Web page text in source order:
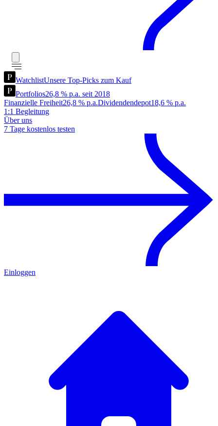
WatchlistUnsere Top-Picks zum Kauf
Portfolios26,8 % p.a. seit 2018
Finanzielle Freiheit26,8 % p.a.Dividendendepot18,6 % p.a.
1:1 Begleitung
Über uns
7 Tage kostenlos testen
Einloggen